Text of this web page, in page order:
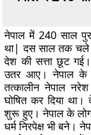
नेपाल में 240 साल
था| दस साल तक चले
देश की सत्ता छूट गई।
उतर आए। नेपाल के
तत्कालीन नेपाल
घोषित कर दिया
शुरू हुए। नेपाल के
धर्म निरपेक्ष भी बने।